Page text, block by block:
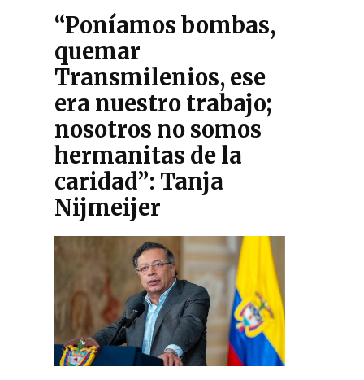
“Poníamos bombas,
quemar
Transmilenios, ese
era nuestro trabajo;
nosotros no somos
hermanitas de la
caridad”: Tanja
Nijmeijer